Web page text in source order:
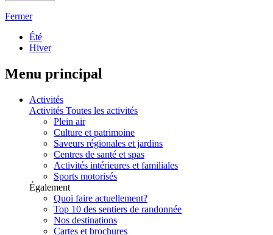
Fermer
Été
Hiver
Menu principal
Activités
Activités Toutes les activités
Plein air
Culture et patrimoine
Saveurs régionales et jardins
Centres de santé et spas
Activités intérieures et familiales
Sports motorisés
Également
Quoi faire actuellement?
Top 10 des sentiers de randonnée
Nos destinations
Cartes et brochures